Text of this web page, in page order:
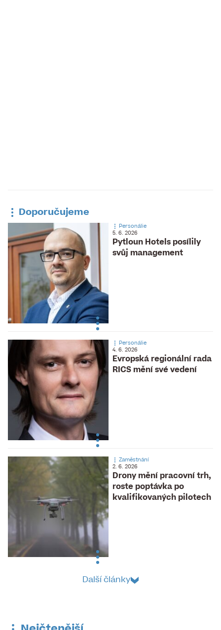
Doporučujeme
Pytloun Hotels posílily
svůj management
Personálie
5. 6. 2026
Evropská regionální rada
RICS mění své vedení
Personálie
4. 6. 2026
Drony mění pracovní trh,
roste poptávka po
kvalifikovaných pilotech
Zaměstnání
2. 6. 2026
Další články